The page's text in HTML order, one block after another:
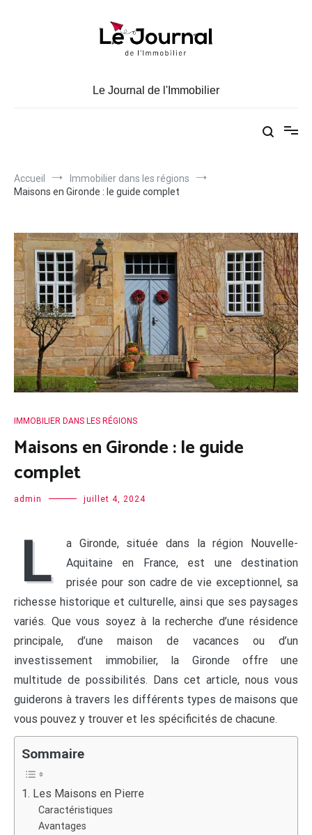
Le Journal de l'Immobilier
Accueil
Immobilier dans les régions
Maisons en Gironde : le guide complet
IMMOBILIER DANS LES RÉGIONS
Maisons en Gironde : le guide
complet
admin juillet 4, 2024
L
a Gironde, située dans la région Nouvelle-
Aquitaine en France, est une destination
prisée pour son cadre de vie exceptionnel, sa
richesse historique et culturelle, ainsi que ses paysages
variés. Que vous soyez à la recherche d’une résidence
principale, d’une maison de vacances ou d’un
investissement immobilier, la Gironde offre une
multitude de possibilités. Dans cet article, nous vous
guiderons à travers les différents types de maisons que
vous pouvez y trouver et les spécificités de chacune.
Sommaire
1. Les Maisons en Pierre
Caractéristiques
Avantages